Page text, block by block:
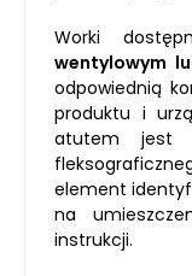
Worki
wentylowym
odpowiednią
produktu i
atutem jest
element
na
instrukcji.